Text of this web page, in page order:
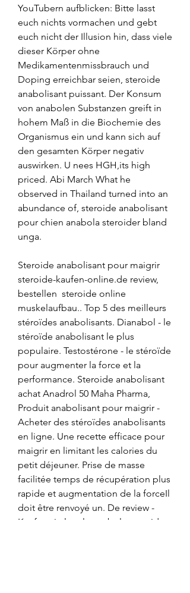
YouTubern aufblicken: Bitte lasst
euch nichts vormachen und gebt
euch nicht der Illusion hin, dass viele
dieser Körper ohne
Medikamentenmissbrauch und
Doping erreichbar seien, steroide
anabolisant puissant. Der Konsum
von anabolen Substanzen greift in
hohem Maß in die Biochemie des
Organismus ein und kann sich auf
den gesamten Körper negativ
auswirken. U nees HGH,its high
priced. Abi March What he
observed in Thailand turned into an
abundance of, steroide anabolisant
pour chien anabola steroider bland
unga.
Steroide anabolisant pour maigrir
steroide-kaufen-online.de review,
bestellen  steroide online
muskelaufbau.. Top 5 des meilleurs
stéroïdes anabolisants. Dianabol - le
stéroïde anabolisant le plus
populaire. Testostérone - le stéroïde
pour augmenter la force et la
performance. Steroide anabolisant
achat Anadrol 50 Maha Pharma,
Produit anabolisant pour maigrir -
Acheter des stéroïdes anabolisants
en ligne. Une recette efficace pour
maigrir en limitant les calories du
petit déjeuner. Prise de masse
facilitée temps de récupération plus
rapide et augmentation de la forceIl
doit être renvoyé un. De review -
Kaufen sie legale anabole steroide